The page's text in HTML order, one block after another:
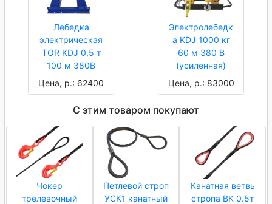
Лебедка
электрическая
TOR KDJ 0,5 т
100 м 380В
Цена, р.: 62400
Электролебедк
а KDJ 1000 кг
60 м 380 В
(усиленная)
Цена, р.: 83000
С этим товаром покупают
Чокер
трелевочный
Петлевой строп
УСК1 канатный
Канатная ветвь
стропа ВК 0.5т